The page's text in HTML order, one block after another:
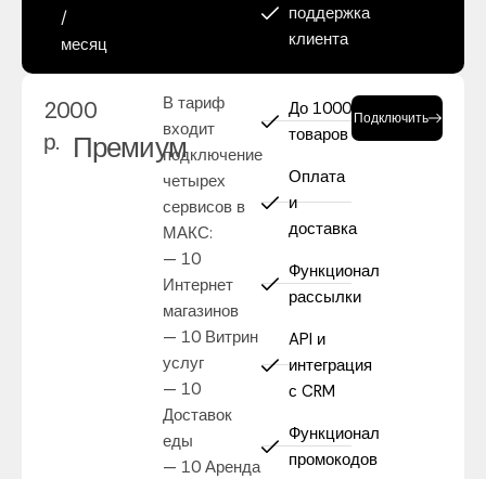
/
месяц
поддержка
клиента
2000
р. Премиум
В тариф
входит
подключение
четырех
сервисов в
МАКС:
— 10
Интернет
магазинов
— 10 Витрин
услуг
— 10
Доставок
еды
— 10 Аренда
До 1000
товаров
Оплата
и
доставка
Функционал
рассылки
API и
интеграция
с CRM
Функционал
промокодов
Подключить